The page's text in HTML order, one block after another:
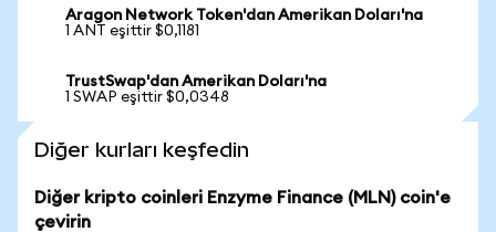
Aragon Network Token'dan Amerikan Doları'na
1 ANT eşittir $0,1181
TrustSwap'dan Amerikan Doları'na
1 SWAP eşittir $0,0348
Diğer kurları keşfedin
Diğer kripto coinleri Enzyme Finance (MLN) coin'e
çevirin